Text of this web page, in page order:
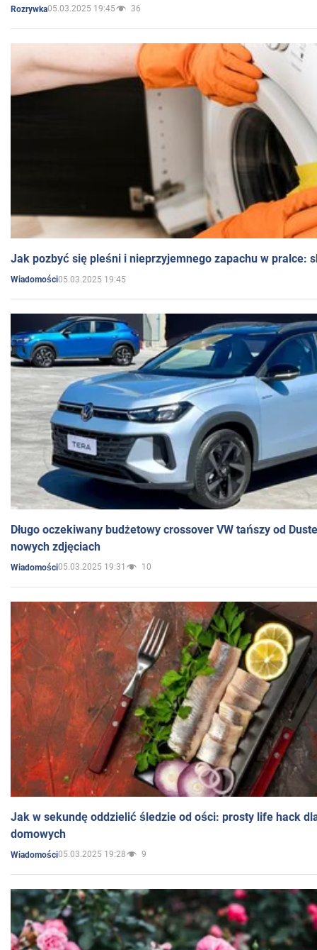
Rozrywka05.03.2025 19:45 36
Jak pozbyć się pleśni i nieprzyjemnego zapachu w pralce:
Wiadomości05.03.2025 19:45
Długo oczekiwany budżetowy crossover VW tańszy od
nowych zdjęciach
Wiadomości05.03.2025 19:31 10
Jak w sekundę oddzielić śledzie od ości: prosty life hack
domowych
Wiadomości05.03.2025 19:28 9